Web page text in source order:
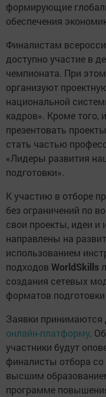
формирующие
обеспечения
Финалистам
доступно участие в
чемпионата. При
организуют
национальной
кадров». Кроме того,
презентовать
стать частью
«Лидеры развития
подготовки».
К участию в отборе
без ограничений по
свои проекты, идеи
направлены на
использованием
подходов WorldSkills
создания сетевых
форматов
Заявки принимаются
онлайн-платформу.
участники будут
финалисты отбора
высшим
программе